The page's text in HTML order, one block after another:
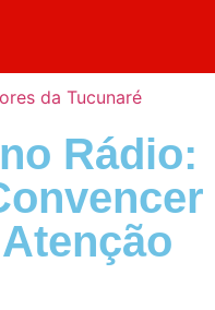
da Tucunaré
Rádio: